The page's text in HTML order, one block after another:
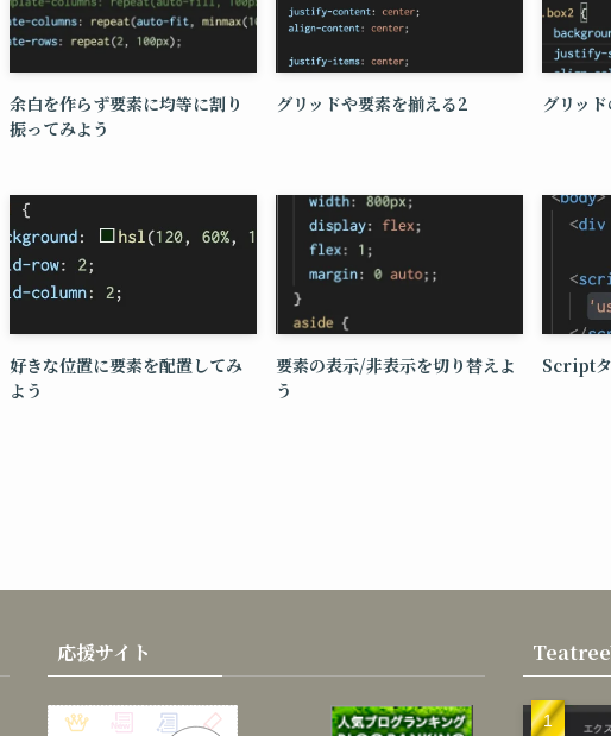
余白を作らず要素に均等に割り
振ってみよう
グリッドや要素を揃える2 グリッ
好きな位置に要素を配置してみ
よう
要素の表示/非表示を切り替えよ
う
Scriptタ
応援サイト